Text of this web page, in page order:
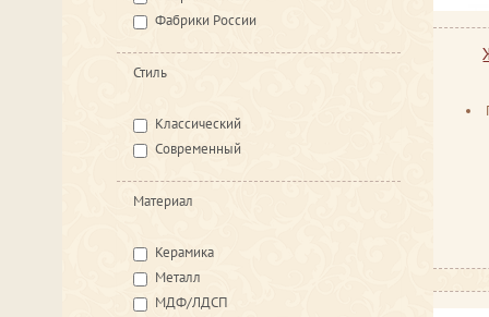
Фабрики России
Стиль
Классический
Современный
Материал
Керамика
Металл
МДФ/ЛДСП